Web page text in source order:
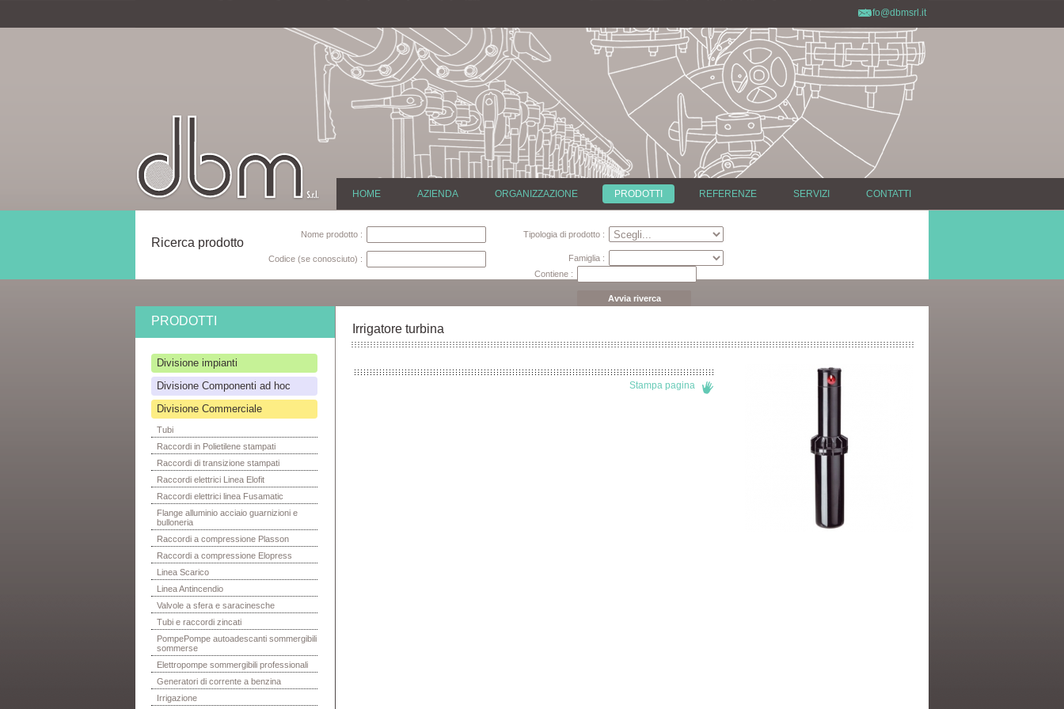
info@dbmsrl.it
HOME AZIENDA ORGANIZZAZIONE PRODOTTI REFERENZE SERVIZI CONTATTI
Ricerca prodotto
Nome prodotto :
Codice (se conosciuto) :
Tipologia di prodotto :
Famiglia :
Contiene :
Avvia riverca
PRODOTTI
Divisione impianti
Divisione Componenti ad hoc
Divisione Commerciale
Tubi
Raccordi in Polietilene stampati
Raccordi di transizione stampati
Raccordi elettrici Linea Elofit
Raccordi elettrici linea Fusamatic
Flange alluminio acciaio guarnizioni e
bulloneria
Raccordi a compressione Plasson
Raccordi a compressione Elopress
Linea Scarico
Linea Antincendio
Valvole a sfera e saracinesche
Tubi e raccordi zincati
PompePompe autoadescanti sommergibili
sommerse
Elettropompe sommergibili professionali
Generatori di corrente a benzina
Irrigazione
Irrigatore turbina
Stampa pagina